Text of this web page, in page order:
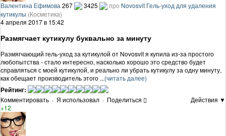
Валентина Ефимова 267 3425 про Novosvit Гель-уход для удаления
кутикулы (Косметика)
4 апреля 2017 в 15:42
Размягчает кутикулу буквально за минуту
Размягчающий гель-уход за кутикулой от Novosvit я купила из-за простого
любопытства - стало интересно, насколько хорошо это средство будет
справляться с моей кутикулой, и реально ли убрать кутикулу за одну минуту,
как обещает производитель этого ...(читать далее)
Рейтинг:
Комментировать · Я использовал · Поделиться
Действия ▼
+12